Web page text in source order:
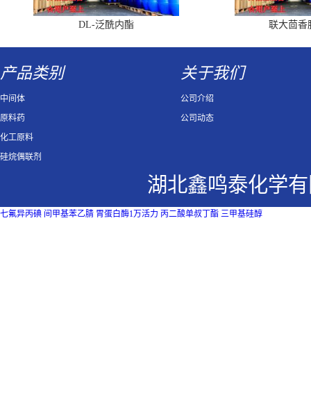
DL-泛酰内酯 联大茴香
产品类别
中间体
原料药
化工原料
硅烷偶联剂
关于我们
公司介绍
公司动态
湖北鑫鸣泰化学
七氟异丙碘 间甲基苯乙腈 胃蛋白酶1万活力 丙二酸单叔丁酯 三甲基硅醇